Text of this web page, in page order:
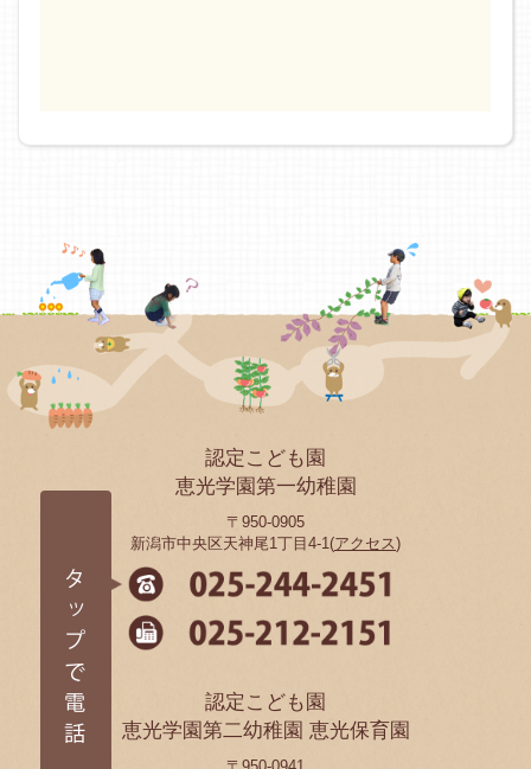
認定こども園
恵光学園第一幼稚園
〒950-0905
新潟市中央区天神尾1丁目4-1(アクセス)
認定こども園
恵光学園第二幼稚園 恵光保育園